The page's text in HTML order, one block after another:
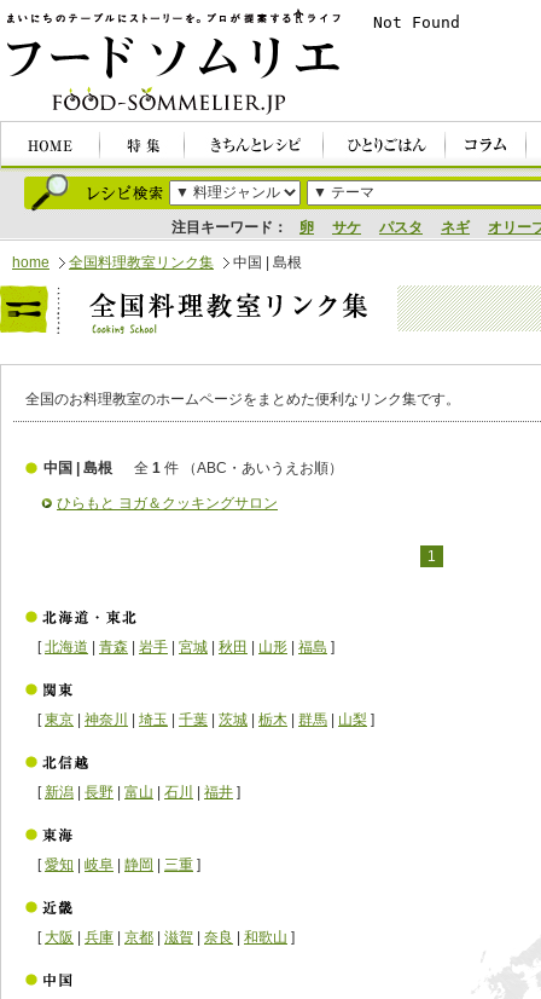
注目キーワード： 卵 サケ パスタ ネギ オリー
home 全国料理教室リンク集 中国 | 島根
全国のお料理教室のホームページをまとめた便利なリンク集です。
中国 | 島根 全 1 件 （ABC・あいうえお順）
ひらもと ヨガ＆クッキングサロン
1
[北海道 青森 岩手 宮城 秋田 山形 福島 ]
[東京 神奈川 埼玉 千葉 茨城 栃木 群馬 山梨 ]
[新潟 長野 富山 石川 福井 ]
[愛知 岐阜 静岡 三重 ]
[ 大阪 兵庫 京都 滋賀 奈良 和歌山 ]